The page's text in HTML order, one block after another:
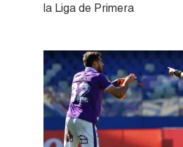
la Liga de Primera